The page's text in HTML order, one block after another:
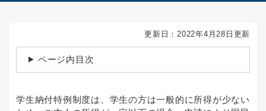
更新日：2022年4月28日更新
ページ内目次
学生納付特例制度は、学生の方は一般的に所得が少ない